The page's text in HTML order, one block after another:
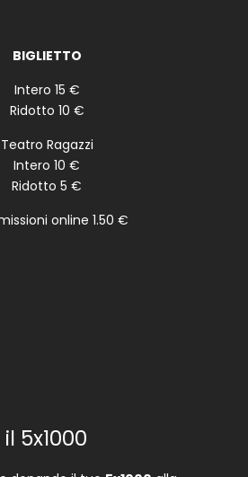
BIGLIETTO
Intero 15 €
Ridotto 10 €
Teatro Ragazzi
Intero 10 €
Ridotto 5 €
online 1.50 €
5x1000